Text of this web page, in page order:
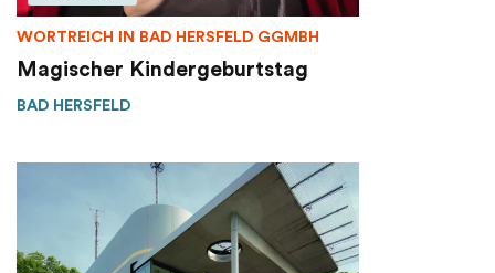
WORTREICH IN BAD HERSFELD GGMBH
Magischer Kindergeburtstag
BAD HERSFELD